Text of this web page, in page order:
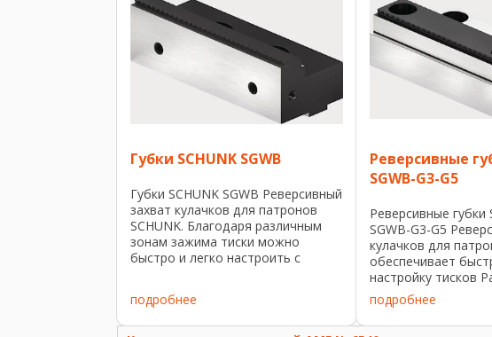
Губки SCHUNK SGWB
Губки SCHUNK SGWB Реверсивный
захват кулачков для патронов
SCHUNK. Благодаря различным
зонам зажима тиски можно
быстро и легко настроить с
задачами зажима.
Дополнительные ступени захвата
подробнее
Реверсивные
SGWB-G3-G5
Реверсивные губки
SGWB-G3-G5
кулачков для
обеспечивает
настройку тисков
зажима позволяют
тиски в
индивидуальными
подробнее